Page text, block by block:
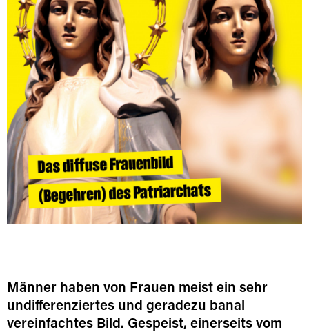
Männer haben von Frauen meist ein sehr
undifferenziertes und geradezu banal
vereinfachtes Bild. Gespeist, einerseits vom